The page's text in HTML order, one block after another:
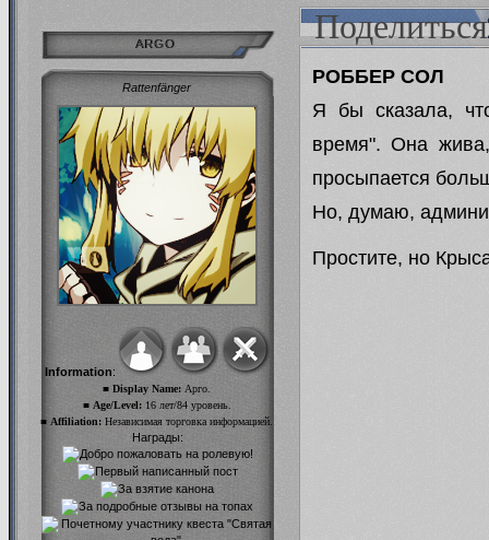
Поделиться
ARGO
Rattenfänger
Information:
■ Display Name: Арго.
■ Age/Level:16 лет/84 уровень.
■ Affiliation: Независимая торговка информацией.
Награды:
РОББЕР СОЛ
Я бы сказала,
время". Она
просыпается
Но, думаю,
Простите, но